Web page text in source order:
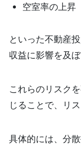
空室率の上昇
といった不動産
収益に影響を及ぼ
これらのリスク
じることで、リ
具体的には、分